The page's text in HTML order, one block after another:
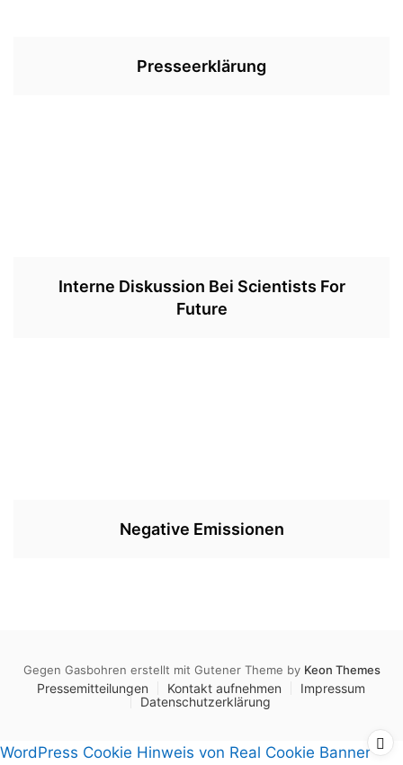
Presseerklärung
Interne Diskussion Bei Scientists For
Future
Negative Emissionen
Gegen Gasbohren erstellt mit Gutener Theme by Keon Themes
Pressemitteilungen Kontakt aufnehmen
Impressum
Datenschutzerklärung
WordPress Cookie Hinweis von Real Cookie Banner